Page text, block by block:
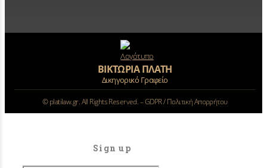
ΒΙΚΤΩΡΙΑ ΠΛΑΤΗ
Δικηγορικό Γραφείο
©platilaw.gr. All Rights Reserved. –GDPR / Πολιτική Απορρήτου
Sign up